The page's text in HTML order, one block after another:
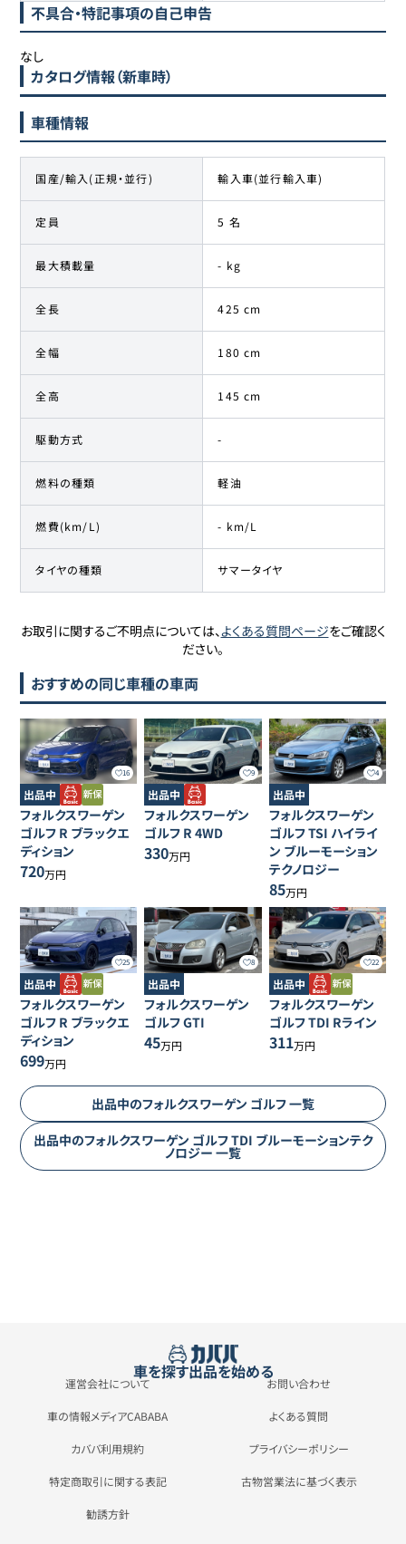
不具合・特記事項の自己申告
なし
カタログ情報（新車時）
車種情報
国産/輸入(正規・並行) 輸入車(並行輸入車)
定員 5 名
最大積載量 - kg
全長 425 cm
全幅 180 cm
全高 145 cm
駆動方式 -
燃料の種類 軽油
燃費(km/L) - km/L
タイヤの種類 サマータイヤ
お取引に関するご不明点については、よくある質問ページをご確認く
ださい。
おすすめの同じ車種の車両
16
出品中
フォルクスワーゲン
ゴルフ R ブラックエ
ディション
720万円
9
出品中
フォルクスワーゲン
ゴルフ R 4WD
330万円
4
出品中
フォルクスワーゲン
ゴルフTSI ハイライ
ン ブルーモーション
テクノロジー
85万円
25
出品中
フォルクスワーゲン
ゴルフ R ブラックエ
ディション
699万円
8
出品中
フォルクスワーゲン
ゴルフGTI
45万円
22
出品中
フォルクスワーゲン
ゴルフTDI Rライン
311万円
出品中のフォルクスワーゲン ゴルフ一覧
出品中のフォルクスワーゲン ゴルフTDI ブルーモーションテク
ノロジー一覧
車を探す出品を始める
運営会社について お問い合わせ
車の情報メディアCABABA よくある質問
カババ利用規約 プライバシーポリシー
特定商取引に関する表記 古物営業法に基づく表示
勧誘方針